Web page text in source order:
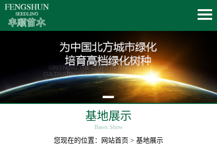
基地展示
Bases Show
您现在的位置： 网站首页 > 基地展示